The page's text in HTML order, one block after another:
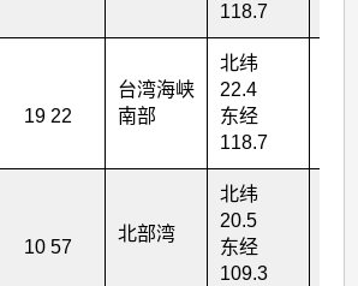
118.7
19 22
台湾海峡
南部
北纬
22.4
东经
118.7
10 57
北部湾
北纬
20.5
东经
109.3